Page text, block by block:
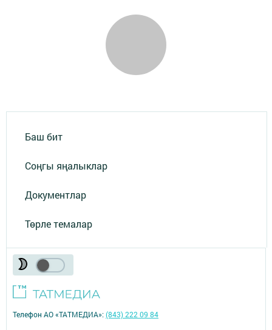
Баш бит
Соңгы яңалыклар
Документлар
Төрле темалар
Телефон АО «ТАТМЕДИА»:(843) 222 09 84